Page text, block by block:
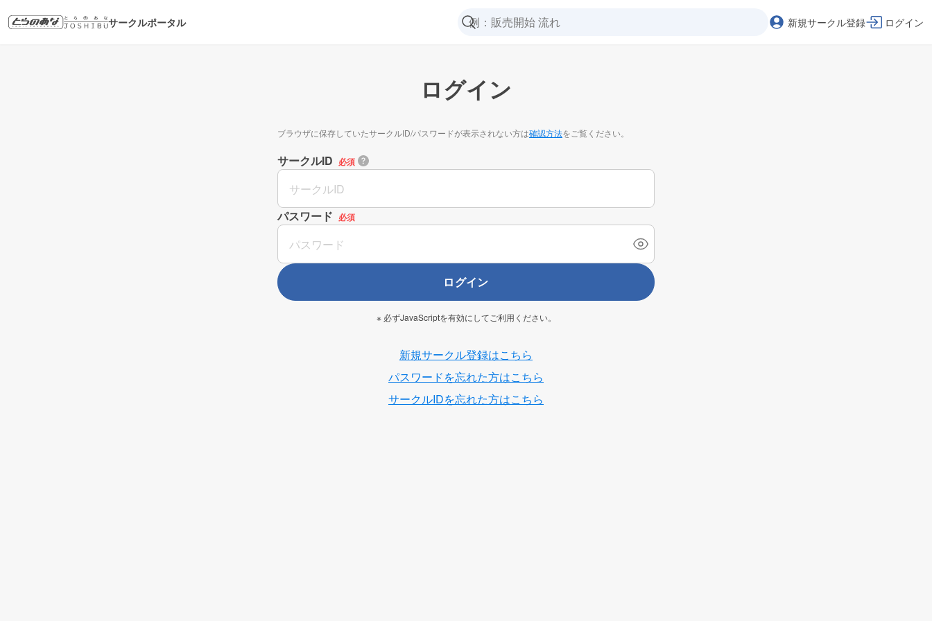
サークルポータル 新規サークル登録 ログイン
ログイン
ブラウザに保存していたサークルID/パスワードが表示されない方は確認方法をご覧ください。
サークルID 必須
パスワード 必須
ログイン
※ 必ずJavaScriptを有効にしてご利用ください。
新規サークル登録はこちら
パスワードを忘れた方はこちら
サークルIDを忘れた方はこちら